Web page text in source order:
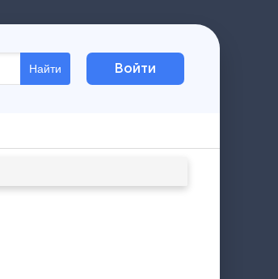
Найти Войти